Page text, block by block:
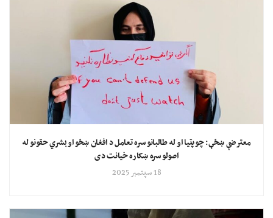
معترضې ښځې: چوپتیا او له طالبانو سره تعامل د افغان ښځو او بشري حقونو له
اصولو سره ښکاره خیانت دی
18 سپتمبر 2025